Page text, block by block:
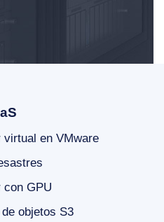
en VMware
con GPU
objetos S3